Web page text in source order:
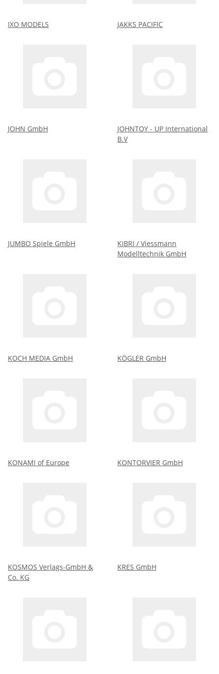
IXO MODELS JAKKS PACIFIC
JOHN GmbH
JOHNTOY - UP International
B.V
JUMBO Spiele GmbH
KIBRI / Viessmann
Modelltechnik GmbH
KOCH MEDIA GmbH KÖGLER GmbH
KONAMI of Europe KONTORVIER GmbH
KOSMOS Verlags-GmbH &
Co. KG
KRES GmbH